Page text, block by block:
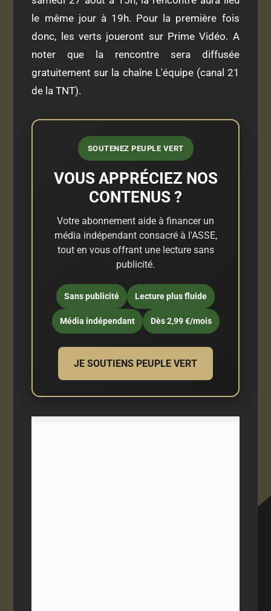
le même jour à 19h. Pour la première fois
donc, les verts joueront sur Prime Vidéo. A
noter que la rencontre sera diffusée
gratuitement sur la chaîne L'équipe (canal 21
de la TNT).
SOUTENEZ PEUPLE VERT
VOUS APPRÉCIEZ NOS
CONTENUS ?
Votre abonnement aide à financer un
média indépendant consacré à l'ASSE,
tout en vous offrant une lecture sans
publicité.
Sans publicité Lecture plus fluide
Média indépendant Dès 2,99 €/mois
JE SOUTIENS PEUPLE VERT